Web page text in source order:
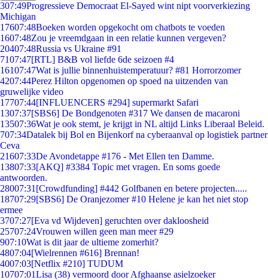
307:49Progressieve Democraat El-Sayed wint nipt voorverkiezing
Michigan
17607:48Boeken worden opgekocht om chatbots te voeden
1607:48Zou je vreemdgaan in een relatie kunnen vergeven?
20407:48Russia vs Ukraine #91
7107:47[RTL] B&B vol liefde 6de seizoen #4
16107:47Wat is jullie binnenhuistemperatuur? #81 Horrorzomer
4207:44Perez Hilton opgenomen op spoed na uitzenden van
gruwelijke video
17707:44[INFLUENCERS #294] supermarkt Safari
1307:37[SBS6] De Bondgenoten #317 We dansen de macaroni
13507:36Wat je ook stemt, je krijgt in NL altijd Links Liberaal Beleid.
707:34Datalek bij Bol en Bijenkorf na cyberaanval op logistiek partner
Ceva
21607:33De Avondetappe #176 - Met Ellen ten Damme.
13807:33[AKQ] #3384 Topic met vragen. En soms goede
antwoorden.
28007:31 [Crowdfunding] #442 Golfbanen en betere projecten.....
18707:29[SBS6] De Oranjezomer #10 Helene je kan het niet stop
ermee
3707:27[Eva vd Wijdeven] geruchten over dakloosheid
25707:24Vrouwen willen geen man meer #29
907:10Wat is dit jaar de ultieme zomerhit?
4807:04[Wielrennen #616] Brennan!
4007:03[Netflix #210] TUDUM
10707:01Lisa (38) vermoord door Afghaanse asielzoeker